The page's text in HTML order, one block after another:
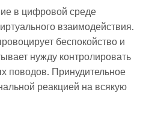
в цифровой среде
взаимодействия.
беспокойство и
нужду контролировать
поводов. Принудительное
реакцией на всякую